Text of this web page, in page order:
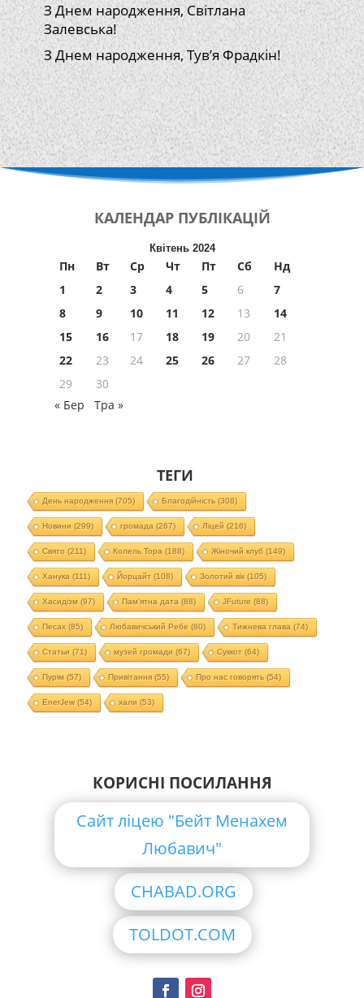
З Днем народження, Світлана
Залевська!
З Днем народження, Тув’я Фрадкін!
КАЛЕНДАР ПУБЛІКАЦІЙ
Квітень 2024
Пн Вт Ср Чт Пт Сб
Нд
1
2 3 4 5 6
7
8
9 10 11 12 13
14
15
16 17 18 19 20
21
22
23 24 25 26 27
28
29
30
« Бер
Тра »
ТЕГИ
День народження(705) Благодійність(308)
Новини (299) громада (267) Ліцей (216)
Свято (211) Колель Тора (188) Жіночий клуб (149)
Ханука (111) Йорцайт (108) Золотий вік(105)
Хасидізм (97) Пам'ятна дата (88) JFuture (88)
Песах(85) Любавичський Ребе (80) Тижнева глава (74)
Статьи (71) музей громади (67) Суккот (64)
Пурім (57) Привітання(55) Про нас говорять(54)
EnerJew(54) хали (53)
КОРИСНІ ПОСИЛАННЯ
Сайт ліцею "Бейт Менахем
Любавич"
CHABAD.ORG
TOLDOT.COM